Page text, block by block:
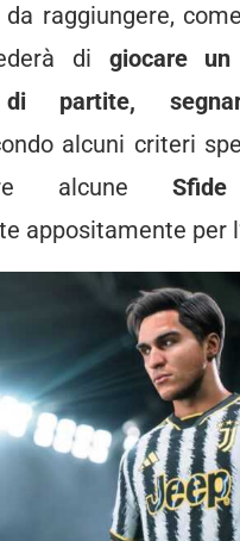
da raggiungere,
di giocare un
di partite,
alcuni criteri
alcune
appositamente per